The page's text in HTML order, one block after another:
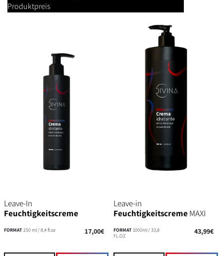
Produktpreis
Leave-In
Feuchtigkeitscreme
FORMAT250 ml / 8,4 fl.oz 17,00€
Leave-in
FeuchtigkeitscremeMAXI
FORMAT1000ml / 33,8
FL.OZ
43,99€